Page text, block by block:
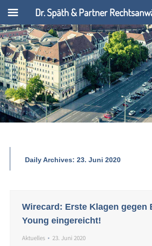
Daily Archives: 23. Juni 2020
Wirecard: Erste Klagen gegen
Young eingereicht!
Aktuelles 23. Juni 2020
Dr. Späth & Partner